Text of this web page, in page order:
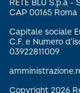
RETE BLU S.p.a -
CAP 00165 Roma
Capitale sociale
C.F. e Numero
03922811009
Copyright 2026